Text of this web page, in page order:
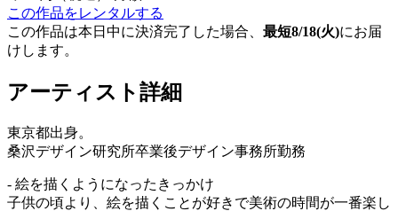
この作品をレンタルする
この作品は本日中に決済完了した場合、 最短8/18(火)にお届
けします。
アーティスト詳細
東京都出身。
桑沢デザイン研究所卒業後デザイン事務所勤務
- 絵を描くようになったきっかけ
子供の頃より、絵を描くことが好きで美術の時間が一番楽し